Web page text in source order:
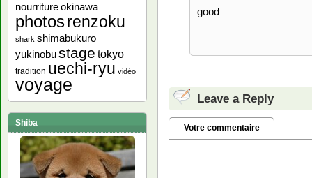
good
Leave a Reply
Votre commentaire
nourritureokinawa
photosrenzoku
shark shimabukuro
yukinobustage tokyo
tradition uechi-ryu vidéo
voyage
Shiba